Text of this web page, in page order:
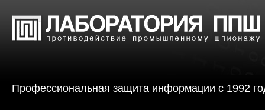
Профессиональная защита информации с